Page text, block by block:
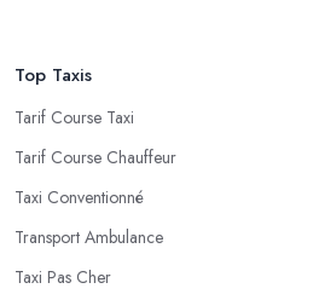
Top Taxis
Tarif Course Taxi
Tarif Course Chauffeur
Taxi Conventionné
Transport Ambulance
Taxi Pas Cher